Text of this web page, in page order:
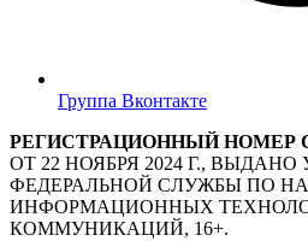
Группа Вконтакте
РЕГИСТРАЦИОННЫЙ НОМЕР
ОТ 22 НОЯБРЯ 2024 Г.,
ФЕДЕРАЛЬНОЙ СЛУЖБЫ ПО
ИНФОРМАЦИОННЫХ
КОММУНИКАЦИЙ, 16+.